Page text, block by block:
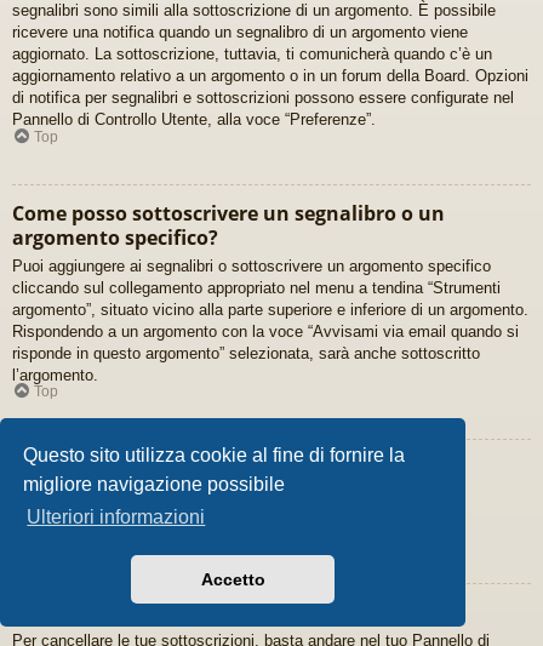
Questo sito utilizza cookie al fine di fornire la
migliore navigazione possibile
Ulteriori informazioni
Accetto
segnalibri sono simili alla sottoscrizione di un argomento. È possibile
ricevere una notifica quando un segnalibro di un argomento viene
aggiornato. La sottoscrizione, tuttavia, ti comunicherà quando c’è un
aggiornamento relativo a un argomento o in un forum della Board. Opzioni
di notifica per segnalibri e sottoscrizioni possono essere configurate nel
Pannello di Controllo Utente, alla voce “Preferenze”.
Top
Come posso sottoscrivere un segnalibro o un
argomento specifico?
Puoi aggiungere ai segnalibri o sottoscrivere un argomento specifico
cliccando sul collegamento appropriato nel menu a tendina “Strumenti
argomento”, situato vicino alla parte superiore e inferiore di un argomento.
Rispondendo a un argomento con la voce “Avvisami via email quando si
risponde in questo argomento” selezionata, sarà anche sottoscritto
l’argomento.
Top
Come posso sottoscrivere un forum specifico?
Per sottoscrivere un forum specifico, fare click sul collegamento
“Sottoscrivi forum”, in fondo alla pagina, entrando nel forum.
Come cancello le mie sottoscrizioni?
Per cancellare le tue sottoscrizioni, basta andare nel tuo Pannello di